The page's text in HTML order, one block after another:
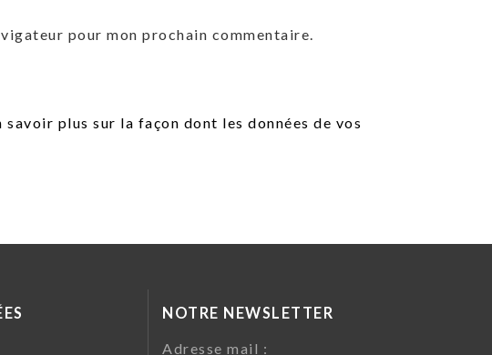
pour mon prochain commentaire.
savoir plus sur la façon dont les données de vos
NOTRE NEWSLETTER
Adresse mail :